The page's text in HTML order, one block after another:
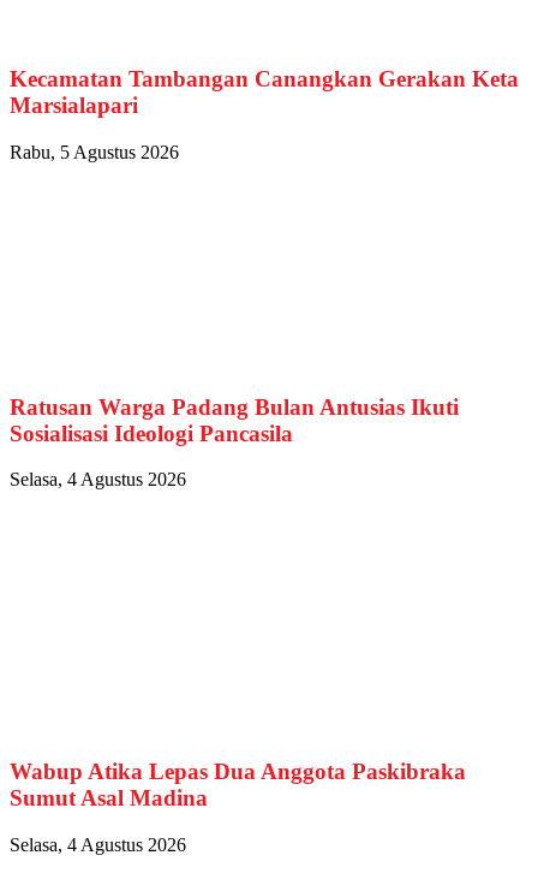
Kecamatan Tambangan Canangkan Gerakan Keta
Marsialapari
Rabu, 5 Agustus 2026
Ratusan Warga Padang Bulan Antusias Ikuti
Sosialisasi Ideologi Pancasila
Selasa, 4 Agustus 2026
Wabup Atika Lepas Dua Anggota Paskibraka
Sumut Asal Madina
Selasa, 4 Agustus 2026